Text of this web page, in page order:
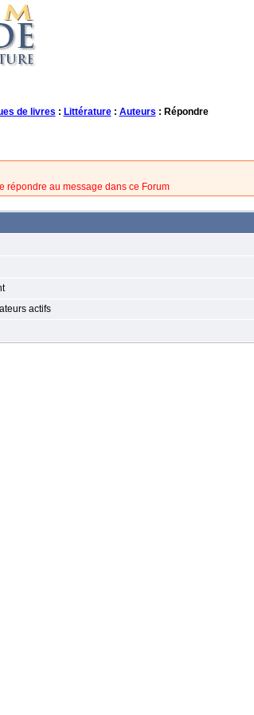
de livres : Littérature: Auteurs : Répondre
répondre au message dans ce Forum
actifs